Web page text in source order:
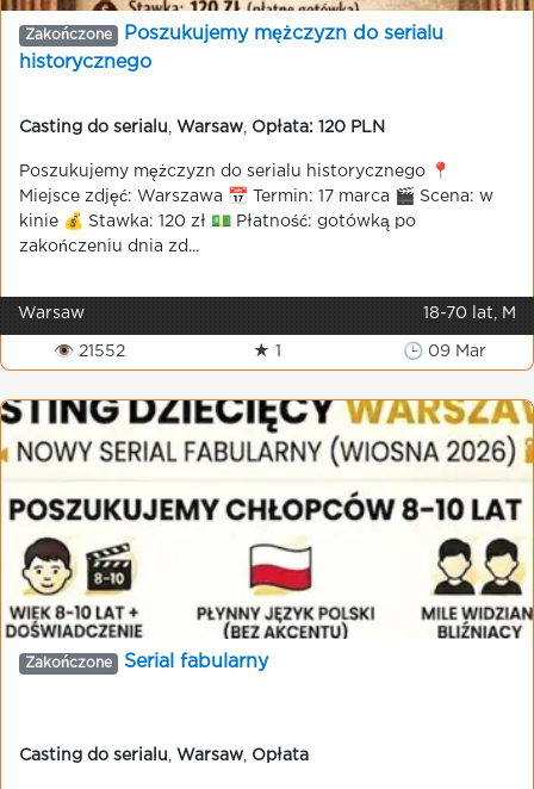
Zakończone
Poszukujemy mężczyzn do serialu
historycznego
Casting do serialu Warsaw Opłata: 120 PLN
Poszukujemy mężczyzn do serialu historycznego 📍
Miejsce zdjęć: Warszawa 📅 Termin: 17 marca 🎬 Scena: w
kinie 💰 Stawka: 120 zł 💵 Płatność: gotówką po
zakończeniu dnia zd...
Warsaw 18-70 lat, M
👁 21552 ★ 1 🕒 09 Mar
Zakończone Serial fabularny
Casting do serialu Warsaw Opłata